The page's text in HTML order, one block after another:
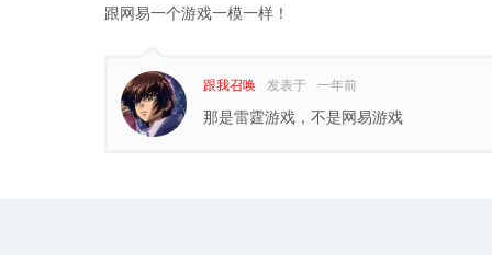
跟网易一个游戏一模一样！
跟我召唤 发表于 一年前
那是雷霆游戏，不是网易游戏